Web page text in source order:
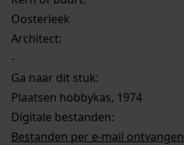
Oosterleek
Architect:
-
Ga naar dit stuk:
Plaatsen hobbykas, 1974
Digitale bestanden:
Bestanden per e-mail ontvangen